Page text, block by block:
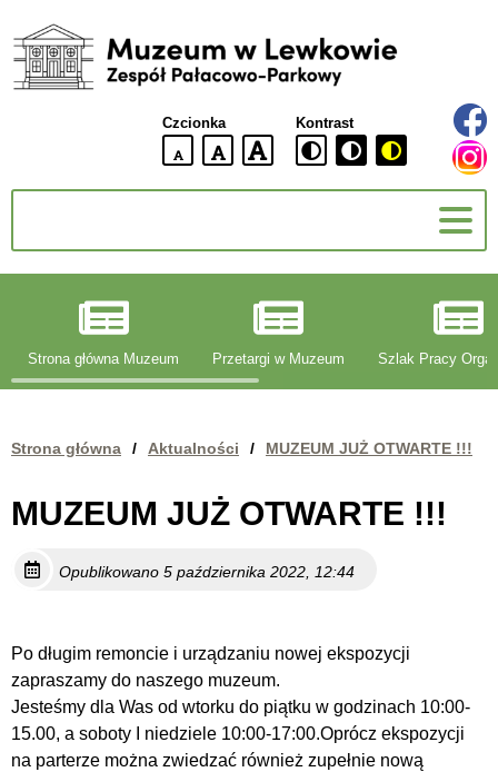
Muzeum
w
Czcionka
domyślna
czcionki
większa
czcionki
największa
czcionka
Kontrast
Strona główna Muzeum Przetargi w Muzeum Szlak Pracy
Strona główna / Aktualności / MUZEUM JUŻ OTWARTE !!!
MUZEUM JUŻ OTWARTE !!!
Opublikowano 5 października 2022, 12:44
Po długim remoncie i urządzaniu nowej ekspozycji
zapraszamy do naszego muzeum.
Jesteśmy dla Was od wtorku do piątku w godzinach 10:00-
15.00, a soboty I niedziele 10:00-17:00.Oprócz ekspozycji
na parterze można zwiedzać również zupełnie nową